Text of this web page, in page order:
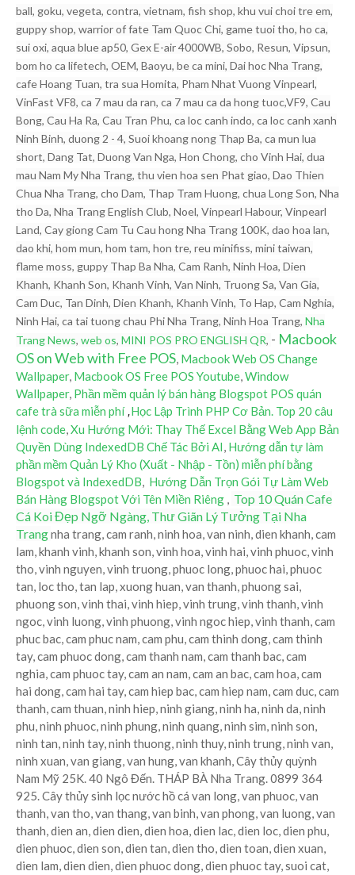
ball, goku, vegeta, contra, vietnam, fish shop, khu vui choi tre em,
guppy shop, warrior of fate Tam Quoc Chi, game tuoi tho, ho ca,
sui oxi, aqua blue ap50, Gex E-air 4000WB, Sobo, Resun, Vipsun,
bom ho ca lifetech, OEM, Baoyu, be ca mini, Dai hoc Nha Trang,
cafe Hoang Tuan, tra sua Homita, Pham Nhat Vuong Vinpearl,
VinFast VF8, ca 7 mau da ran, ca 7 mau ca da hong tuoc,VF9, Cau
Bong, Cau Ha Ra, Cau Tran Phu, ca loc canh indo, ca loc canh xanh
Ninh Binh, duong 2 - 4, Suoi khoang nong Thap Ba, ca mun lua
short, Dang Tat, Duong Van Nga, Hon Chong, cho Vinh Hai, dua
mau Nam My Nha Trang, thu vien hoa sen Phat giao, Dao Thien
Chua Nha Trang, cho Dam, Thap Tram Huong, chua Long Son, Nha
tho Da, Nha Trang English Club, Noel, Vinpearl Habour, Vinpearl
Land, Cay giong Cam Tu Cau hong Nha Trang 100K, dao hoa lan,
dao khi, hom mun, hom tam, hon tre, reu minifiss, mini taiwan,
flame moss, guppy Thap Ba Nha, Cam Ranh, Ninh Hoa, Dien
Khanh, Khanh Son, Khanh Vinh, Van Ninh, Truong Sa, Van Gia,
Cam Duc, Tan Dinh, Dien Khanh, Khanh Vinh, To Hap, Cam Nghia,
Ninh Hai, ca tai tuong chau Phi Nha Trang, Ninh Hoa Trang, Nha
Trang News, web os, MINI POS PRO ENGLISH QR, - Macbook
OS on Web with Free POS, Macbook Web OS Change
Wallpaper, Macbook OS Free POS Youtube,Window
Wallpaper, Phần mềm quản lý bán hàng Blogspot POS quán
cafe trà sữa miễn phí,Học Lập Trình PHP Cơ Bản. Top 20 câu
lệnh code,Xu Hướng Mới: Thay Thế Excel Bằng Web App Bản
Quyền Dùng IndexedDB Chế Tác Bởi AI, Hướng dẫn tự làm
phần mềm Quản Lý Kho (Xuất - Nhập - Tồn) miễn phí bằng
Blogspot và IndexedDB, Hướng Dẫn Trọn Gói Tự Làm Web
Bán Hàng Blogspot Với Tên Miền Riêng , Top 10 Quán Cafe
Cá Koi Đẹp Ngỡ Ngàng, Thư Giãn Lý Tưởng Tại Nha
Trangnha trang, cam ranh, ninh hoa, van ninh, dien khanh, cam
lam, khanh vinh, khanh son, vinh hoa, vinh hai, vinh phuoc, vinh
tho, vinh nguyen, vinh truong, phuoc long, phuoc hai, phuoc
tan, loc tho, tan lap, xuong huan, van thanh, phuong sai,
phuong son, vinh thai, vinh hiep, vinh trung, vinh thanh, vinh
ngoc, vinh luong, vinh phuong, vinh ngoc hiep, vinh thanh, cam
phuc bac, cam phuc nam, cam phu, cam thinh dong, cam thinh
tay, cam phuoc dong, cam thanh nam, cam thanh bac, cam
nghia, cam phuoc tay, cam an nam, cam an bac, cam hoa, cam
hai dong, cam hai tay, cam hiep bac, cam hiep nam, cam duc, cam
thanh, cam thuan, ninh hiep, ninh giang, ninh ha, ninh da, ninh
phu, ninh phuoc, ninh phung, ninh quang, ninh sim, ninh son,
ninh tan, ninh tay, ninh thuong, ninh thuy, ninh trung, ninh van,
ninh xuan, van giang, van hung, van khanh, Cây thủy quỳnh
Nam Mỹ 25K. 40 Ngô Đến. THÁP BÀ Nha Trang. 0899 364
925. Cây thủy sinh lọc nước hồ cá van long, van phuoc, van
thanh, van tho, van thang, van binh, van phong, van luong, van
thanh, dien an, dien dien, dien hoa, dien lac, dien loc, dien phu,
dien phuoc, dien son, dien tan, dien tho, dien toan, dien xuan,
dien lam, dien dien, dien phuoc dong, dien phuoc tay, suoi cat,